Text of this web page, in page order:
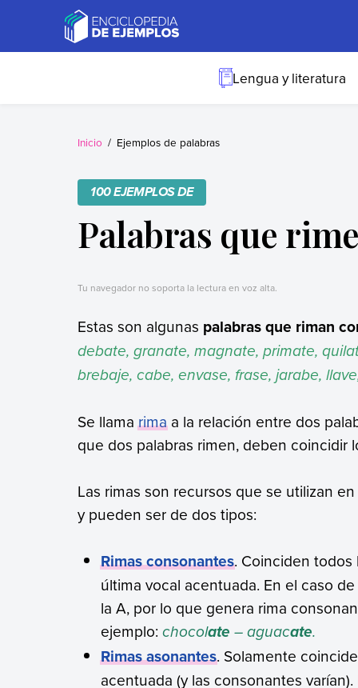
Ejemplos
Necesitas ejemplos.
Lengua y literatura
Inicio Ejemplos de palabras
100 EJEMPLOS DE
Palabras que
Tu navegador no soporta la lectura en voz alta.
Estas son algunas palabras que riman
debate, granate, magnate, primate,
brebaje, cabe, envase, frase, jarabe,
Se llamarimaa la relación entre dos
que dos palabras rimen, deben coincidir
Las rimas son recursos que se utilizan
y pueden ser de dos tipos:
Rimas consonantes. Coinciden todos
última vocal acentuada. En el caso
la A, por lo que genera rima
ejemplo:chocolate – aguacate.
Rimas asonantes. Solamente
acentuada (y las consonantes